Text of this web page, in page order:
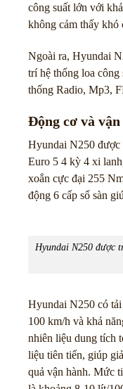
công suất lớn với
không cảm thấy khó
Ngoài ra, Hyundai
trí hệ thống loa công
thống Radio, Mp3,
Động cơ và
Hyundai N250 được
Euro 5 4 kỳ 4 xi
xoắn cực đại 255
động 6 cấp số sàn
Hyundai N250 được
Hyundai N250 có
100 km/h và khả
nhiên liệu dung tích
liệu tiên tiến, giúp
quả vận hành. Mức